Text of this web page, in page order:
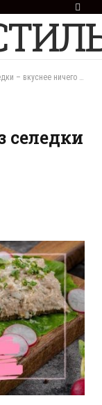
e
Быстрый форшмак из селедки – вкуснее ничего не пробовала!